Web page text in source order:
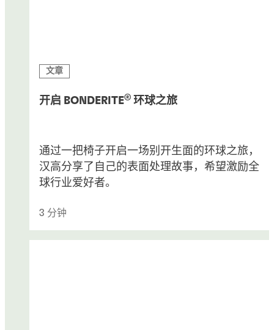
文章
开启 BONDERITE® 环球之旅
通过一把椅子开启一场别开生面的环球之旅，
汉高分享了自己的表面处理故事，希望激励全
球行业爱好者。
3 分钟